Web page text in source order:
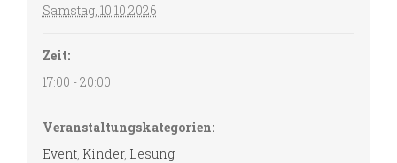
Samstag, 10.10.2026
Zeit:
17:00 - 20:00
Veranstaltungskategorien:
Event, Kinder, Lesung